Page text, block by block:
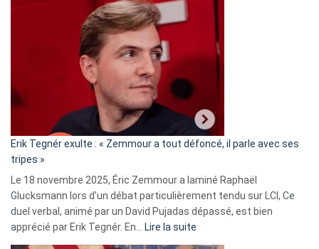
Vassal
d’alliance
secrète
«
C’est
fake
news
»
Erik Tegnér exulte : « Zemmour a tout défoncé, il parle avec ses
tripes »
Le 18 novembre 2025, Éric Zemmour a laminé Raphaël
Glucksmann lors d’un débat particulièrement tendu sur LCI, Ce
duel verbal, animé par un David Pujadas dépassé, est bien
apprécié par Erik Tegnér. En… Lire la suite
Erik